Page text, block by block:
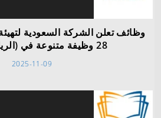
وظائف تعلن الشركة السعودية
28 وظيفة متنوعة في (الرياض) و (جدة)
2025-11-09